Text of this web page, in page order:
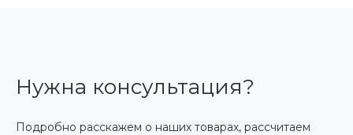
Нужна консультация?
Подробно расскажем о наших товарах, рассчитаем